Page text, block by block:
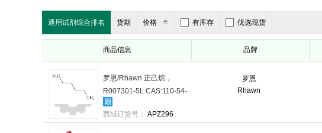
洛阳超耐 诺尔施 攀田粉体
通用试剂综合排名 货期 价格 有库存 优选现货
商品信息 品牌
罗恩
Rhawn
罗恩/Rhawn 正己烷，
R007301-5L CAS:110-54-
3，AR,97% ，5L/瓶 售卖规
格：1瓶
西域订货号： APZ296